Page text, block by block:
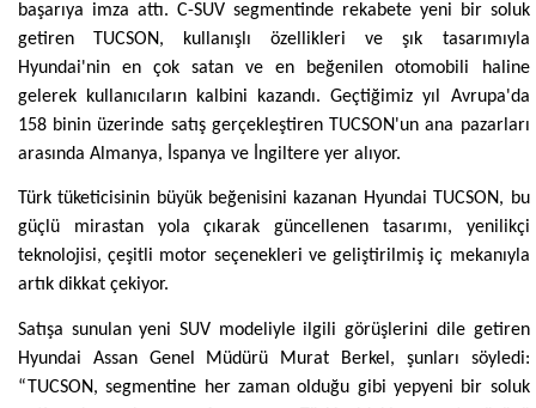
başarıya imza attı. C-SUV segmentinde rekabete yeni bir soluk
getiren TUCSON, kullanışlı özellikleri ve şık tasarımıyla
Hyundai'nin en çok satan ve en beğenilen otomobili haline
gelerek kullanıcıların kalbini kazandı. Geçtiğimiz yıl Avrupa'da
158 binin üzerinde satış gerçekleştiren TUCSON'un ana pazarları
arasında Almanya, İspanya ve İngiltere yer alıyor.
Türk tüketicisinin büyük beğenisini kazanan Hyundai TUCSON, bu
güçlü mirastan yola çıkarak güncellenen tasarımı, yenilikçi
teknolojisi, çeşitli motor seçenekleri ve geliştirilmiş iç mekanıyla
artık dikkat çekiyor.
Satışa sunulan yeni SUV modeliyle ilgili görüşlerini dile getiren
Hyundai Assan Genel Müdürü Murat Berkel, şunları söyledi:
“TUCSON, segmentine her zaman olduğu gibi yepyeni bir soluk